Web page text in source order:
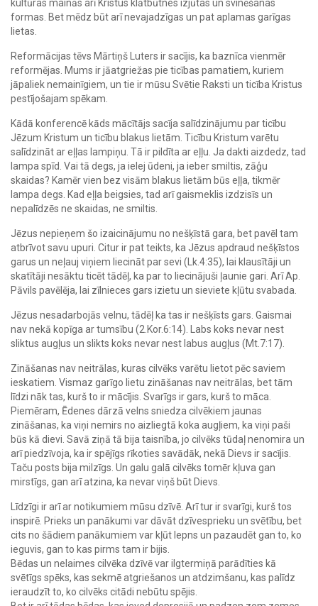
kultūras mainās arī Kristus klātbūtnes izjūtas un svinēšanas
formas. Bet mēdz būt arī nevajadzīgas un pat aplamas garīgas
lietas.
Reformācijas tēvs Mārtiņš Luters ir sacījis, ka baznīca vienmēr
reformējas. Mums ir jāatgriežas pie ticības pamatiem, kuriem
jāpaliek nemainīgiem, un tie ir mūsu Svētie Raksti un ticība Kristus
pestījošajam spēkam.
Kādā konferencē kāds mācītājs sacīja salīdzinājumu par ticību
Jēzum Kristum un ticību blakus lietām. Ticību Kristum varētu
salīdzināt ar eļļas lampiņu. Tā ir pildīta ar eļļu. Ja dakti aizdedz, tad
lampa spīd. Vai tā degs, ja ielej ūdeni, ja ieber smiltis, zāģu
skaidas? Kamēr vien bez visām blakus lietām būs eļļa, tikmēr
lampa degs. Kad eļļa beigsies, tad arī gaismeklis izdzisīs un
nepalīdzēs ne skaidas, ne smiltis.
Jēzus nepieņem šo izaicinājumu no nešķīstā gara, bet pavēl tam
atbrīvot savu upuri. Citur ir pat teikts, ka Jēzus apdraud nešķīstos
garus un neļauj viņiem liecināt par sevi (Lk.4:35), lai klausītāji un
skatītāji nesāktu ticēt tādēļ, ka par to liecinājuši ļaunie gari. Arī Ap.
Pāvils pavēlēja, lai zīlnieces gars izietu un sieviete kļūtu svabada.
Jēzus nesadarbojās velnu, tādēļ ka tas ir nešķīsts gars. Gaismai
nav nekā kopīga ar tumsību (2.Kor.6:14). Labs koks nevar nest
sliktus augļus un slikts koks nevar nest labus augļus (Mt.7:17).
Zināšanas nav neitrālas, kuras cilvēks varētu lietot pēc saviem
ieskatiem. Vismaz garīgo lietu zināšanas nav neitrālas, bet tām
līdzi nāk tas, kurš to ir mācījis. Svarīgs ir gars, kurš to māca.
Piemēram, Ēdenes dārzā velns sniedza cilvēkiem jaunas
zināšanas, ka viņi nemirs no aizliegtā koka augļiem, ka viņi paši
būs kā dievi. Savā ziņā tā bija taisnība, jo cilvēks tūdaļ nenomira un
arī piedzīvoja, ka ir spējīgs rīkoties savādāk, nekā Dievs ir sacījis.
Taču posts bija milzīgs. Un galu galā cilvēks tomēr kļuva gan
mirstīgs, gan arī atzina, ka nevar viņš būt Dievs.
Līdzīgi ir arī ar notikumiem mūsu dzīvē. Arī tur ir svarīgi, kurš tos
inspirē. Prieks un panākumi var dāvāt dzīvesprieku un svētību, bet
cits no šādiem panākumiem var kļūt lepns un pazaudēt gan to, ko
ieguvis, gan to kas pirms tam ir bijis.
Bēdas un nelaimes cilvēka dzīvē var ilgtermiņā parādīties kā
svētīgs spēks, kas sekmē atgriešanos un atdzimšanu, kas palīdz
ieraudzīt to, ko cilvēks citādi nebūtu spējis.